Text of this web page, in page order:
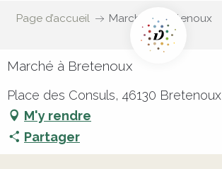
Page d’accueil Marché à Bretenoux
Marché à Bretenoux
Place des Consuls, 46130 Bretenoux
M'y rendre
Partager